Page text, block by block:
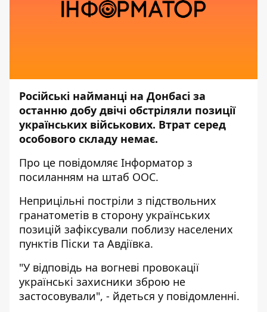
Російські найманці на Донбасі за
останню добу двічі обстріляли позиції
українських військових. Втрат серед
особового складу немає.
Про це повідомляє Інформатор з
посиланням на штаб ООС.
Неприцільні постріли з підствольних
гранатометів в сторону українських
позицій зафіксували поблизу населених
пунктів Піски та Авдіївка.
"У відповідь на вогневі провокації
українські захисники зброю не
застосовували", - йдеться у повідомленні.